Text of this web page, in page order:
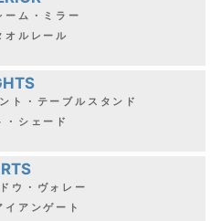
ーム・ミラー
オルレール
ト・テーブルスタンド
・シェード
ウ・ヴォレー
イアンゲート